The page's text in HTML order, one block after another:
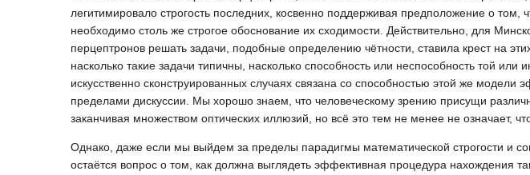
легитимировало строгость последних, косвенно поддерживая предположение о
необходимо столь же строгое обоснование их сходимости. Действительно, для
перцептронов решать задачи, подобные определению чётности, ставила крест на
насколько такие задачи типичны, насколько способность или неспособность той
искусственно сконструированных случаях связана со способностью этой же модели
пределами дискуссии. Мы хорошо знаем, что человеческому зрению присущи
заканчивая множеством оптических иллюзий, но всё это тем не менее не означает,
Однако, даже если мы выйдем за пределы парадигмы математической строгости и
остаётся вопрос о том, как должна выглядеть эффективная процедура нахождения